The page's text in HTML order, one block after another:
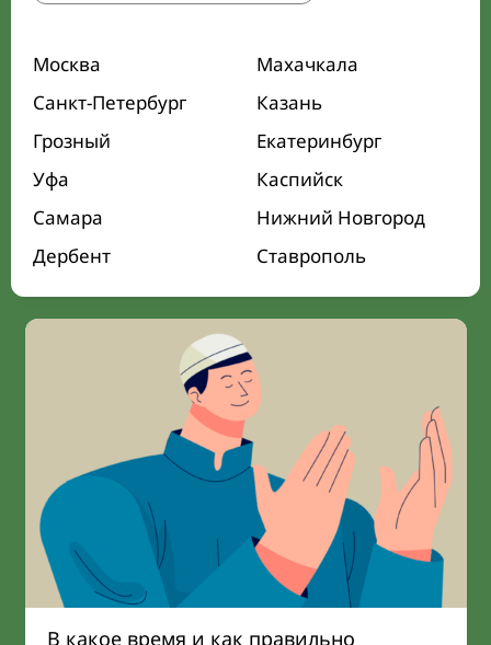
Москва
Махачкала
Санкт-Петербург
Казань
Грозный
Екатеринбург
Уфа
Каспийск
Самара
Нижний Новгород
Дербент
Ставрополь
В какое время и как правильно